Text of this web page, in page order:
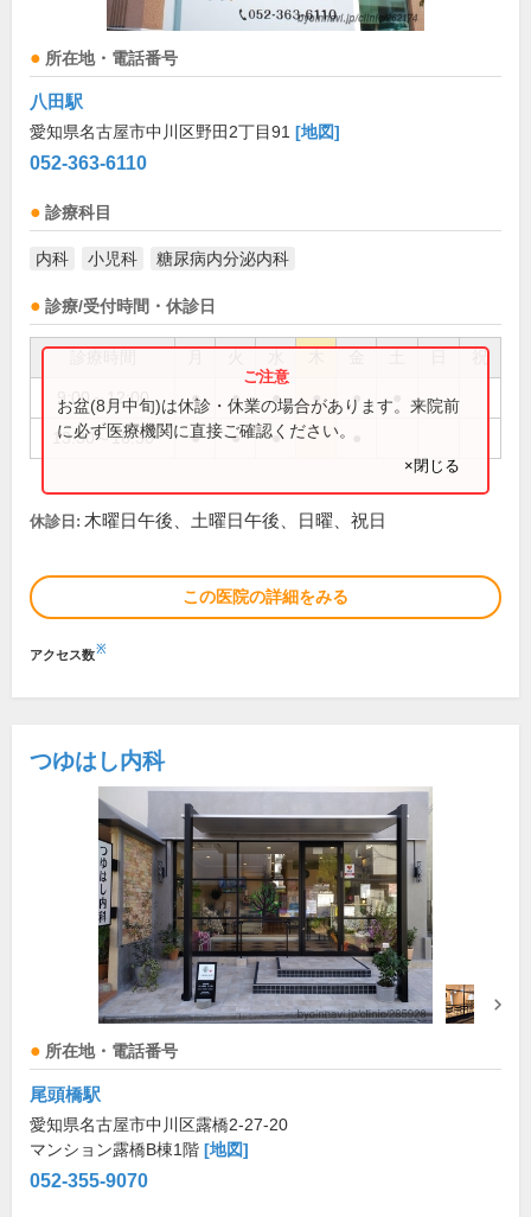
所在地・電話番号
八田駅
愛知県名古屋市中川区野田2丁目91 [地図]
052-363-6110
診療科目
内科 小児科 糖尿病内分泌内科
診療/受付時間・休診日
祝
9:00～12:00 ● ● ● ● ●
13:30～16:30 ● ● ●
お盆(8月中旬)は休診・休業の場合があります。来院前
に必ず医療機関に直接ご確認ください。
×閉じる
休診日: 木曜日午後、土曜日午後、日曜、祝日
この医院の詳細をみる
アクセス数※
つゆはし内科
所在地・電話番号
尾頭橋駅
愛知県名古屋市中川区露橋2-27-20
マンション露橋B棟1階 [地図]
052-355-9070